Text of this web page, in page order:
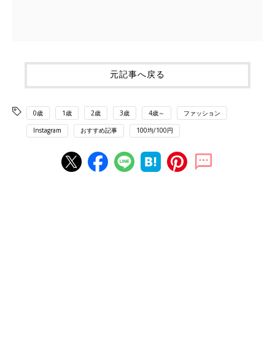
元記事へ戻る
0歳 1歳 2歳 3歳 4歳～ ファッション
Instagram おすすめ記事 100均/100円